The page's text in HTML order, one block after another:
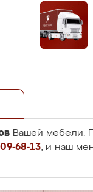
Вашей мебели.
68-13, и наш